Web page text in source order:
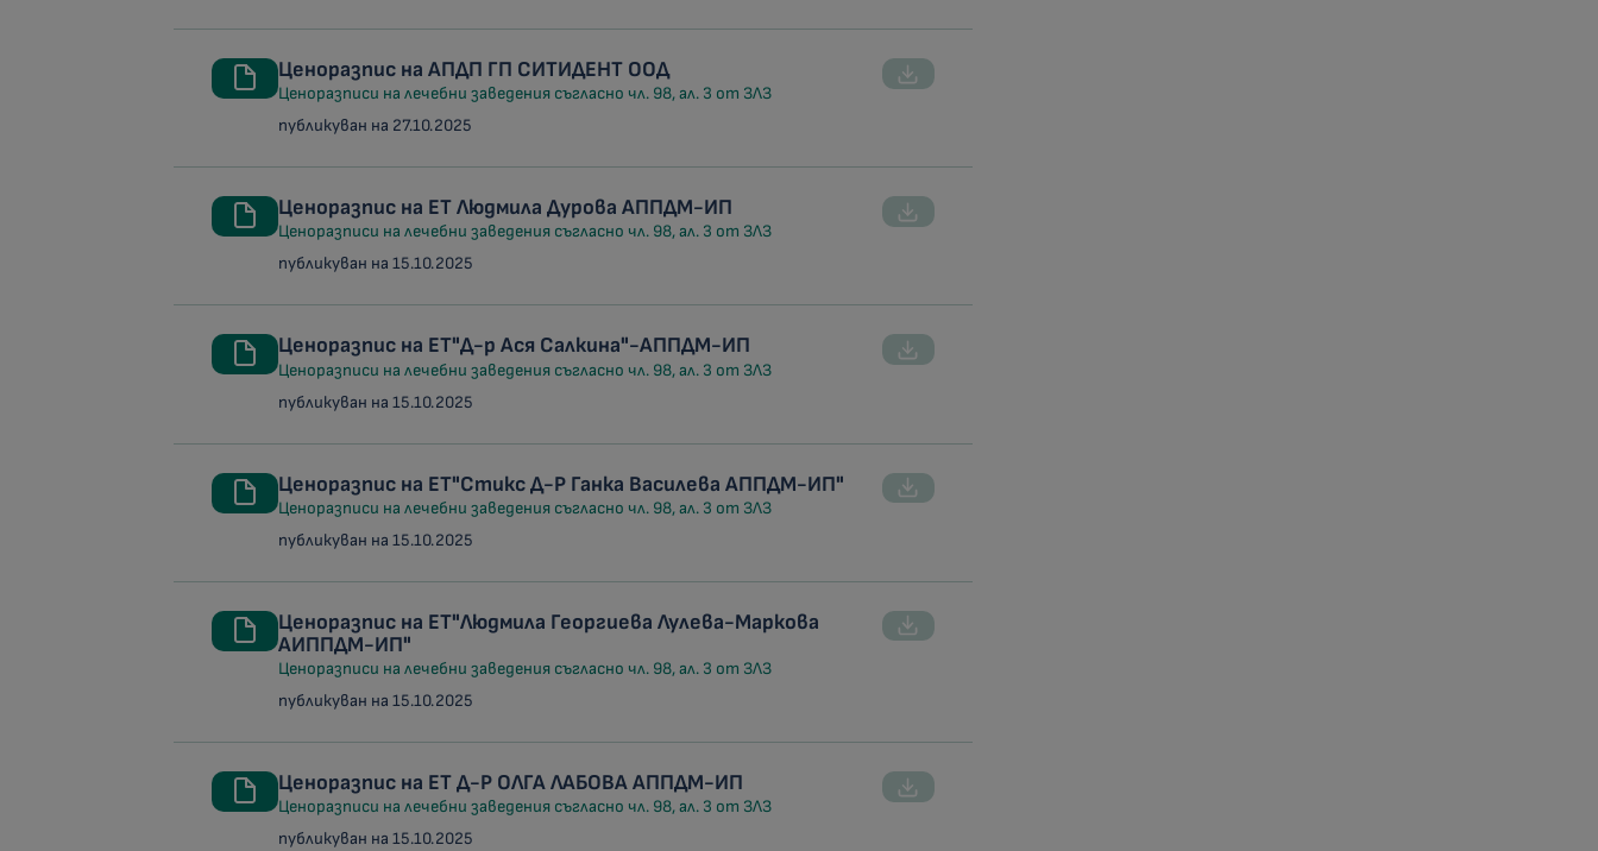
Ценоразпис на АПДП ГП СИТИДЕНТ ООД
Ценоразписи на лечебни заведения съгласно чл. 98, ал. 3 от ЗЛЗ
публикуван на 27.10.2025
Ценоразпис на ЕТ Людмила Дурова АППДМ-ИП
Ценоразписи на лечебни заведения съгласно чл. 98, ал. 3 от ЗЛЗ
публикуван на 15.10.2025
Ценоразпис на ЕТ"Д-р Ася Салкина"-АППДМ-ИП
Ценоразписи на лечебни заведения съгласно чл. 98, ал. 3 от ЗЛЗ
публикуван на 15.10.2025
Ценоразпис на ЕТ"Стикс Д-Р Ганка Василева АППДМ-ИП"
Ценоразписи на лечебни заведения съгласно чл. 98, ал. 3 от ЗЛЗ
публикуван на 15.10.2025
Ценоразпис на ЕТ"Людмила Георгиева Лулева-Маркова
АИППДМ-ИП"
Ценоразписи на лечебни заведения съгласно чл. 98, ал. 3 от ЗЛЗ
публикуван на 15.10.2025
Ценоразпис на ЕТ Д-Р ОЛГА ЛАБОВА АППДМ-ИП
Ценоразписи на лечебни заведения съгласно чл. 98, ал. 3 от ЗЛЗ
публикуван на 15.10.2025